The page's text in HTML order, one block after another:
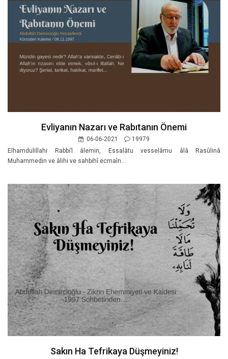
Evliyanın Nazarı ve Rabıtanın Önemi
06-06-2021
19979
Elhamdulillahi Rabbi’l âlemin, Essalâtu vesselâmu âlâ Rasûlinâ
Muhammedin ve âlihi ve sahbihî ecmaîn...
Sakın Ha Tefrikaya Düşmeyiniz!